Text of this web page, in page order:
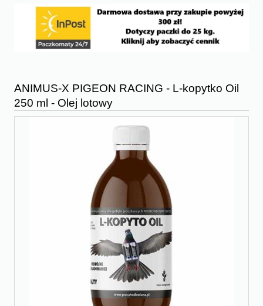
ANIMUS-X PIGEON RACING - L-kopytko Oil
250 ml - Olej lotowy